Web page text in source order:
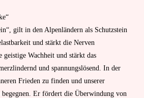
gilt in den Alpenländern als Schutzstein
und stärkt die Nerven
Wachheit und stärkt das
und spannungslösend. In der
Frieden zu finden und unserer
begegnen. Er fördert die Überwindung von